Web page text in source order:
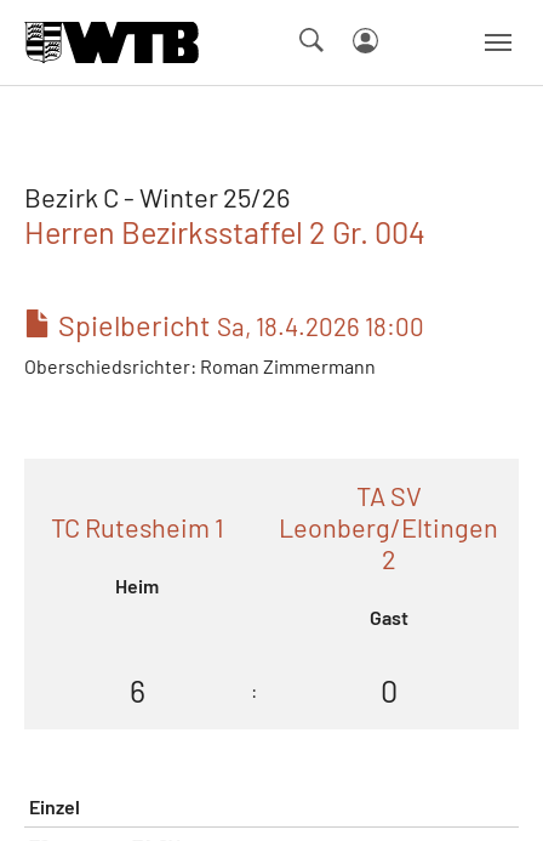
Bezirk C - Winter 25/26
Herren Bezirksstaffel 2 Gr. 004
Spielbericht Sa, 18.4.2026 18:00
Oberschiedsrichter: Roman Zimmermann
TC Rutesheim 1
Heim
TA SV
Leonberg/Eltingen
2
Gast
6 : 0
Einzel